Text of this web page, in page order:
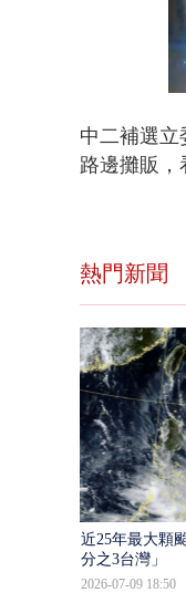
中二補選
路邊攤販，
熱門新聞
近25年最大顆
分之3台灣」
2026-07-09 18:50